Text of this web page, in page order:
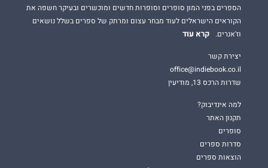
הספרים בפני המון סופרים וסופרות חדשים ומוכשרים ובעיקר חשפה את
הקוראים הישראלים לעוד מבחר עצום ומרתק של ספרים בשלל נושאים
וז'אנרים.
קרא עוד
יצירת קשר
office@indiebook.co.il
שדרות הרכס 13, מודיעין
למה אינדיבוק?
תקנון האתר
סופרים
סדרות ספרים
הוצאות ספרים